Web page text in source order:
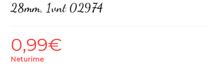
28mm, 1vnt 02974
0,99€
Neturime